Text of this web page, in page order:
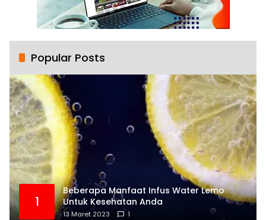
Popular Posts
1
Beberapa Manfaat Infus Water Lemo
Untuk Kesehatan Anda
13 Maret 2023 1